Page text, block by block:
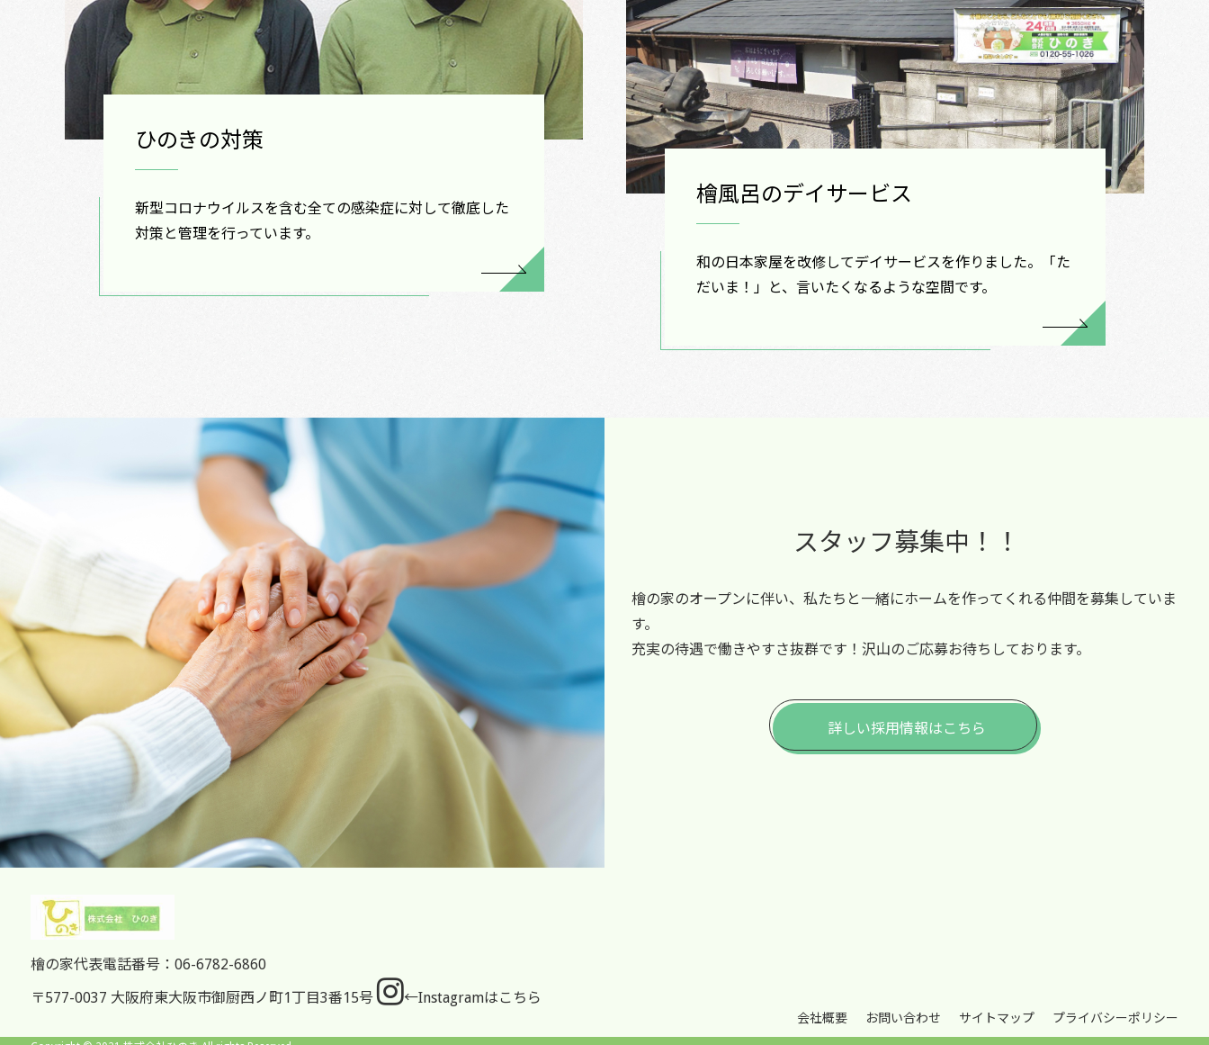
ひのきの対策
新型コロナウイルスを含む全ての感染症に対して徹底した
対策と管理を行っています。
檜風呂のデイサービス
和の日本家屋を改修してデイサービスを作りました。「た
だいま！」と、言いたくなるような空間です。
スタッフ募集中！！
檜の家のオープンに伴い、私たちと一緒にホームを作ってくれる仲間を募集していま
す。
充実の待遇で働きやすさ抜群です！沢山のご応募お待ちしております。
詳しい採用情報はこちら
檜の家代表電話番号：06-6782-6860
〒577-0037 大阪府東大阪市御厨西ノ町1丁目3番15号
←Instagramはこちら
会社概要 お問い合わせ サイトマップ プライバシーポリシー